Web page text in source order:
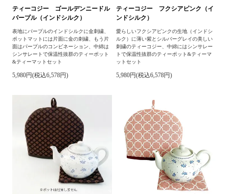
ティーコジー ゴールデンニードル
パープル（インドシルク）
表地にパープルのインドシルクに金刺繍、
ポットマットには片面に金の刺繍、もう片
面はパープルのコンビネーション、中綿は
シンサレートで保温性抜群のティーポット
&ティーマットセット
5,980円(税込6,578円)
ティーコジー フクシアピンク（イ
ンドシルク）
愛らしいフクシアピンクの生地（インドシ
ルク）に薄い紫とシルバーグレイの美しい
刺繍のティーコジー、中綿にはシンサレー
トで保温性抜群のティーポット&ティーマ
ットセット
5,980円(税込6,578円)